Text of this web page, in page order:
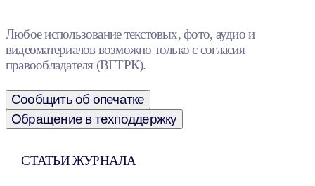
Любое использование текстовых, фото, аудио и
видеоматериалов возможно только с согласия
правообладателя (ВГТРК).
Сообщить об опечатке
Обращение в техподдержку
СТАТЬИ ЖУРНАЛА